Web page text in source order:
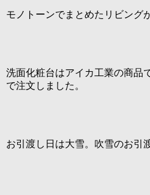
モノトーンでまとめたリビング
洗面化粧台はアイカ工業の商
で注文しました。
お引渡し日は大雪。吹雪のお引